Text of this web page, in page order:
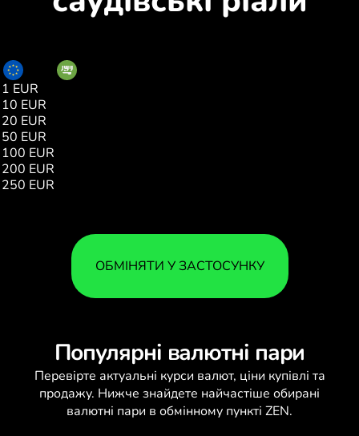
1 EUR
10 EUR
20 EUR
50 EUR
100 EUR
200 EUR
250 EUR
ОБМІНЯТИ У ЗАСТОСУНКУ
Популярні валютні пари
Перевірте актуальні курси валют, ціни купівлі та
продажу. Нижче знайдете найчастіше обирані
валютні пари в обмінному пункті ZEN.